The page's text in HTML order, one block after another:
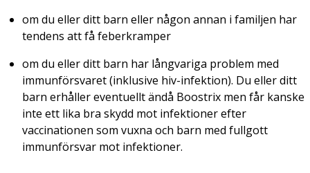
om du eller ditt barn eller någon annan i familjen har
tendens att få feberkramper
om du eller ditt barn har långvariga problem med
immunförsvaret (inklusive hiv-infektion). Du eller ditt
barn erhåller eventuellt ändå Boostrix men får kanske
inte ett lika bra skydd mot infektioner efter
vaccinationen som vuxna och barn med fullgott
immunförsvar mot infektioner.